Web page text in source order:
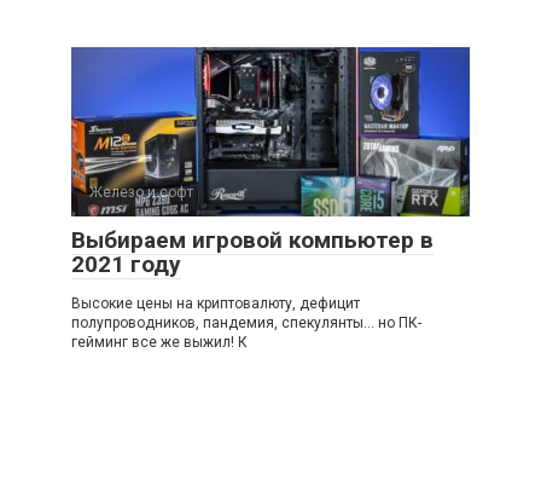
Железо и софт
Выбираем игровой компьютер в
2021 году
Высокие цены на криптовалюту, дефицит
полупроводников, пандемия, спекулянты… но ПК-
гейминг все же выжил! К